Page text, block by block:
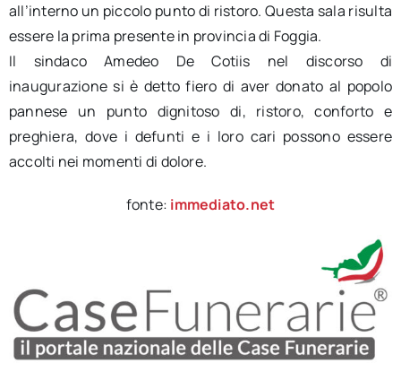
all’interno un piccolo punto di ristoro. Questa sala risulta
essere la prima presente in provincia di Foggia.
Il sindaco Amedeo De Cotiis nel discorso di
inaugurazione si è detto fiero di aver donato al popolo
pannese un punto dignitoso di, ristoro, conforto e
preghiera, dove i defunti e i loro cari possono essere
accolti nei momenti di dolore.
fonte: immediato.net